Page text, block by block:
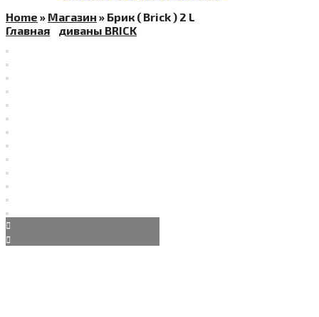
Home » Магазин » Брик ( Brick ) 2 L
Главная
диваны BRICK